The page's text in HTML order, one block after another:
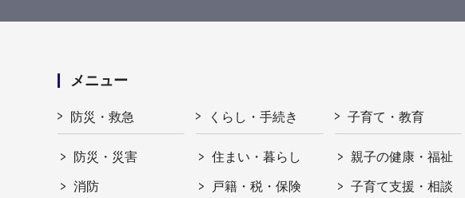
メニュー
防災・救急
防災・災害
消防
くらし・手続き
住まい・暮らし
戸籍・税・保険
子育て・教育
親子の健康・福祉
子育て支援・相談